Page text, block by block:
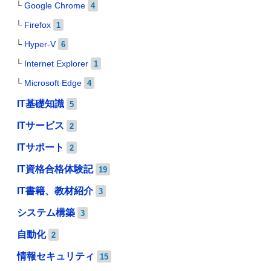
Google Chrome 4
Firefox 1
Hyper-V 6
Internet Explorer 1
Microsoft Edge 4
IT基礎知識 5
ITサービス 2
ITサポート 2
IT資格合格体験記 19
IT書籍、教材紹介 3
システム構築 3
自動化 2
情報セキュリティ 15